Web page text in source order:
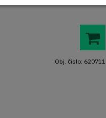
Obj. čislo: 620711